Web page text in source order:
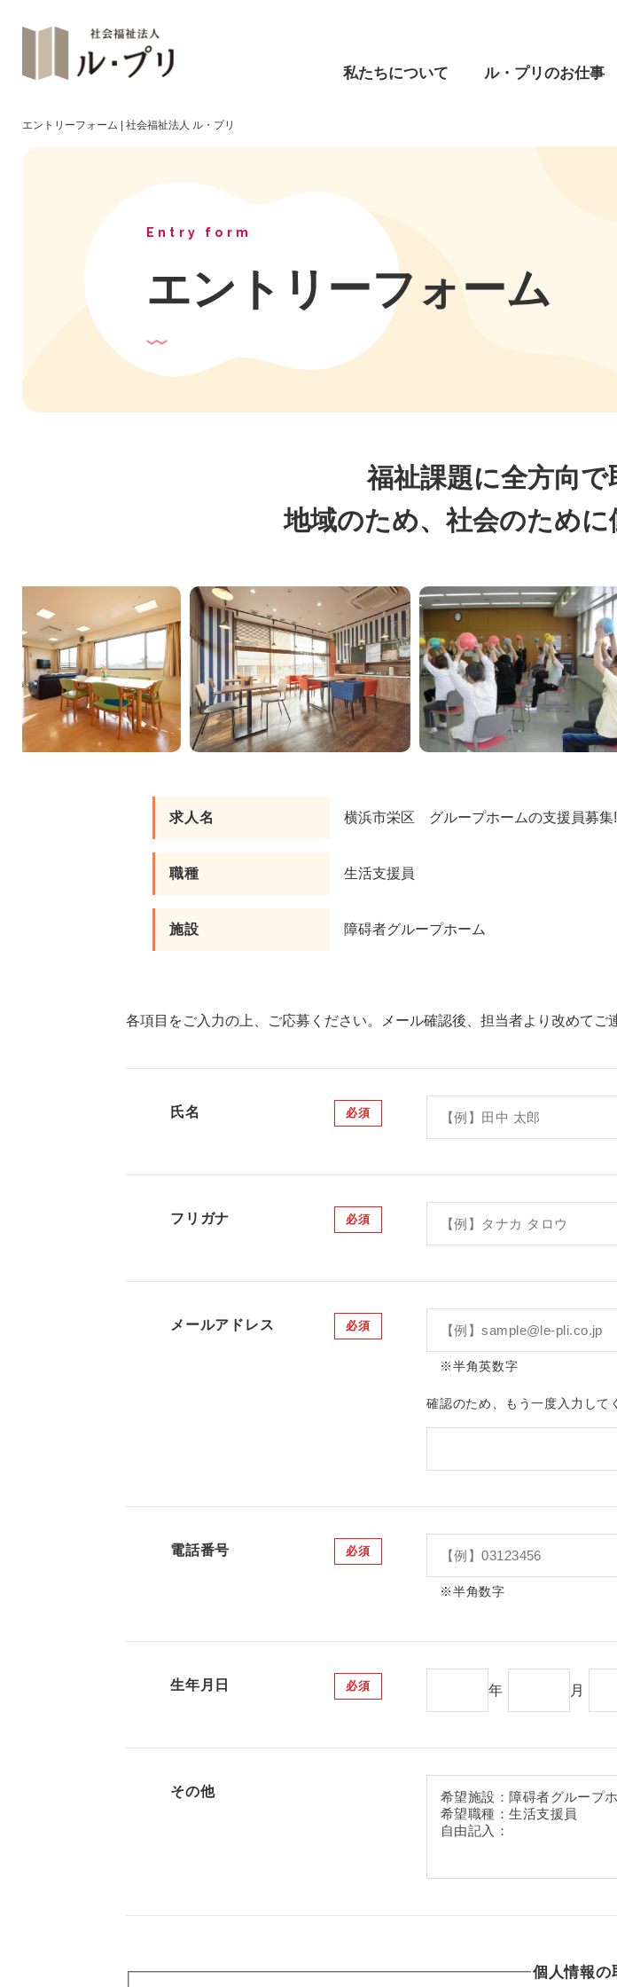
私たちについて ル・プリのお仕事
エントリーフォーム | 社会福祉法人 ル・プリ
Entry form
エントリーフォーム
福祉課題に全方向で
地域のため、社会のため
求人名 横浜市栄区 グループホームの支援員募集
職種 生活支援員
施設 障碍者グループホーム
各項目をご入力の上、ご応募ください。メール確認後、担当者より改めてご
氏名 必須
フリガナ 必須
メールアドレス 必須
※半角英数字
確認のため、もう一度入力して
電話番号 必須
※半角数字
生年月日 必須 年 月
その他
個人情報の